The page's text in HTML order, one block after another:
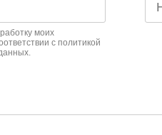
моих
с политикой